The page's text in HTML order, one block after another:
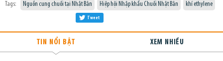
Tags: Nguồn cung chuối tại Nhật Bản Hiệp hội Nhập khẩu Chuối Nhật Bản khí ethylene
Tweet
TIN NỔI BẬT XEM NHIỀU